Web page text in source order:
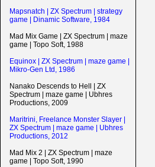
Mapsnatch | ZX Spectrum | strategy
game | Dinamic Software, 1984
Mad Mix Game | ZX Spectrum | maze
game | Topo Soft, 1988
Equinox | ZX Spectrum | maze game |
Mikro-Gen Ltd, 1986
Nanako Descends to Hell | ZX
Spectrum | maze game | Ubhres
Productions, 2009
Maritrini, Freelance Monster Slayer |
ZX Spectrum | maze game | Ubhres
Productions, 2012
Mad Mix 2 | ZX Spectrum | maze
game | Topo Soft, 1990